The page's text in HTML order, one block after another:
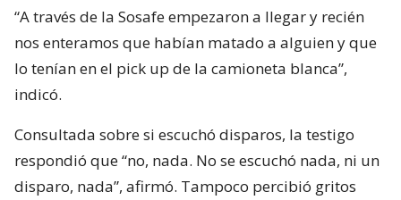
“A través de la Sosafe empezaron a llegar y recién
nos enteramos que habían matado a alguien y que
lo tenían en el pick up de la camioneta blanca”,
indicó.
Consultada sobre si escuchó disparos, la testigo
respondió que “no, nada. No se escuchó nada, ni un
disparo, nada”, afirmó. Tampoco percibió gritos